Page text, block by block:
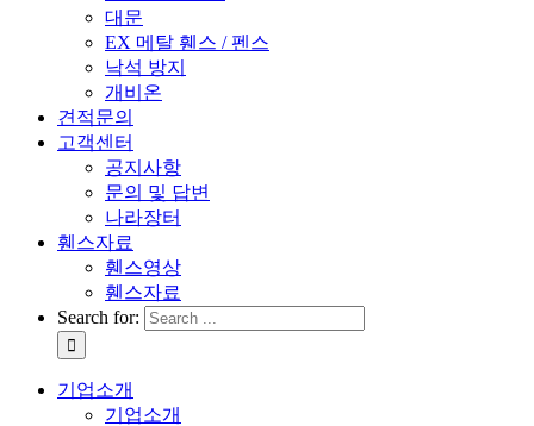
대문
EX 메탈 휀스 / 펜스
낙석 방지
개비온
견적문의
고객센터
공지사항
문의 및 답변
나라장터
휀스자료
휀스영상
휀스자료
Search for:
기업소개
기업소개